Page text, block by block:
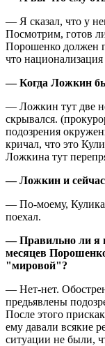
— Я сказал, что у
Посмотрим, готов
Порошенко должен
что
—Когда Ложкин
— Ложкин тут две
скрывался.
подозрения
кричал, что это
Ложкина тут
—Ложкин и сейчас
— По-моему, Кулика
поехал.
—Правильно ли я
месяцев
"мировой"?
— Нет-нет.
предьявлены
После этого
ему давали всякие
ситуации не были,